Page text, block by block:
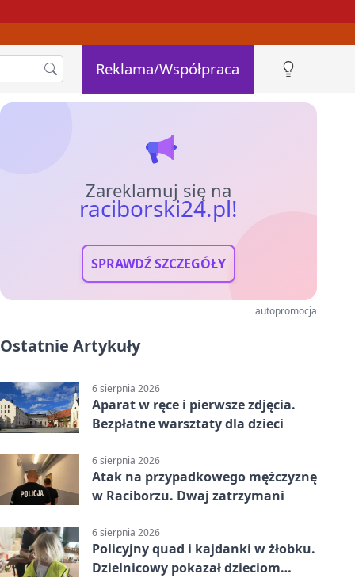
Reklama/Współpraca
Zareklamuj się na
raciborski24.pl!
SPRAWDŹ SZCZEGÓŁY
autopromocja
Ostatnie Artykuły
6 sierpnia 2026
Aparat w ręce i pierwsze zdjęcia.
Bezpłatne warsztaty dla dzieci
6 sierpnia 2026
Atak na przypadkowego mężczyznę
w Raciborzu. Dwaj zatrzymani
6 sierpnia 2026
Policyjny quad i kajdanki w żłobku.
Dzielnicowy pokazał dzieciom